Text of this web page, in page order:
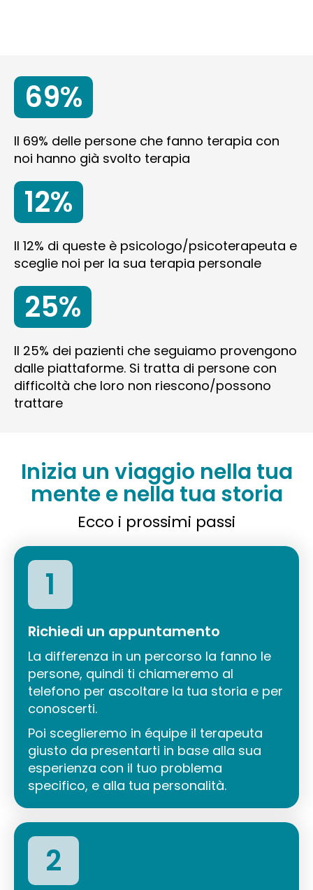
69%
Il 69% delle persone che fanno terapia con
noi hanno già svolto terapia
12%
Il 12% di queste è psicologo/psicoterapeuta e
sceglie noi per la sua terapia personale
25%
Il 25% dei pazienti che seguiamo provengono
dalle piattaforme. Si tratta di persone con
difficoltà che loro non riescono/possono
trattare
Inizia un viaggio nella tua
mente e nella tua storia
Ecco i prossimi passi
1
Richiedi un appuntamento
La differenza in un percorso la fanno le
persone, quindi ti chiameremo al
telefono per ascoltare la tua storia e per
conoscerti.
Poi sceglieremo in équipe il terapeuta
giusto da presentarti in base alla sua
esperienza con il tuo problema
specifico, e alla tua personalità.
2